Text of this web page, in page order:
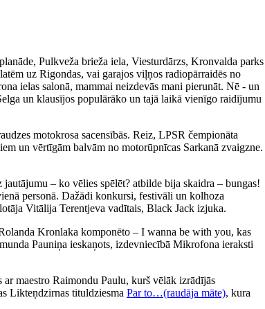
Pulkveža brieža iela, Viesturdārzs, Kronvalda parks
uz Rigondas, vai garajos viļņos radiopārraidēs no
ielas salonā, mammai neizdevās mani pierunāt. Nē - un
un klausījos populārāko un tajā laikā vienīgo raidījumu
motokrosa sacensībās. Reiz, LPSR čempionāta
un vērtīgām balvām no motorūpnīcas Sarkanā zvaigzne.
– ko vēlies spēlēt? atbilde bija skaidra – bungas!
personā. Dažādi konkursi, festivāli un kolhoza
Vitālija Terentjeva vadītais, Black Jack izjuka.
Kronlaka komponēto – I wanna be with you, kas
Pauniņa ieskaņots, izdevniecībā Mikrofona ieraksti
maestro Raimondu Paulu, kurš vēlāk izrādījās
Likteņdzirnas tituldziesma Par to…(raudāja māte), kura